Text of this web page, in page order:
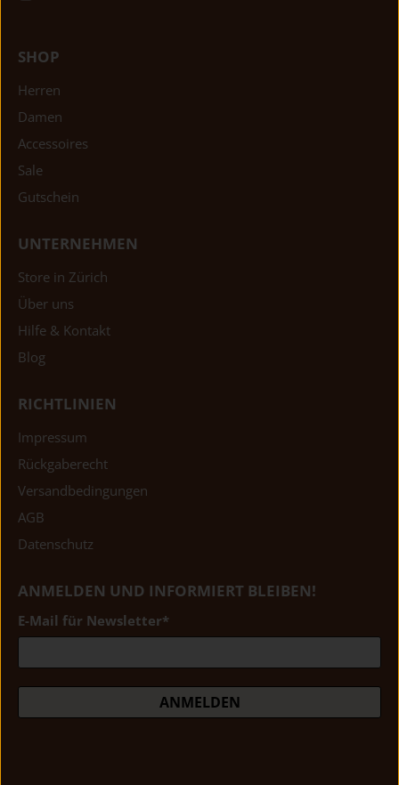
SHOP
Herren
Damen
Accessoires
Sale
Gutschein
UNTERNEHMEN
Store in Zürich
Über uns
Hilfe & Kontakt
Blog
RICHTLINIEN
Impressum
Rückgaberecht
Versandbedingungen
AGB
Datenschutz
ANMELDEN UND INFORMIERT BLEIBEN!
E-Mail für Newsletter*
ANMELDEN